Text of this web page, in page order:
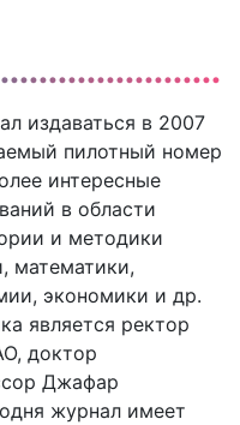
издаваться в 2007
пилотный номер
интересные
в области
и методики
математики,
экономики и др.
является ректор
доктор
Джафар
журнал имеет